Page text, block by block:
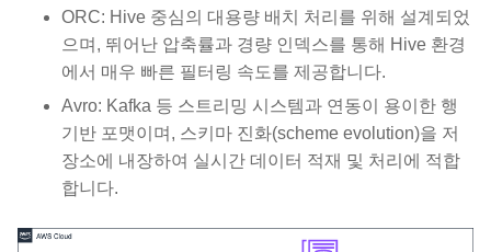
ORC: Hive 중심의 대용량 배치 처리를 위해 설계되었
으며, 뛰어난 압축률과 경량 인덱스를 통해 Hive 환경
에서 매우 빠른 필터링 속도를 제공합니다.
Avro: Kafka 등 스트리밍 시스템과 연동이 용이한 행
기반 포맷이며, 스키마 진화(scheme evolution)을 저
장소에 내장하여 실시간 데이터 적재 및 처리에 적합
합니다.